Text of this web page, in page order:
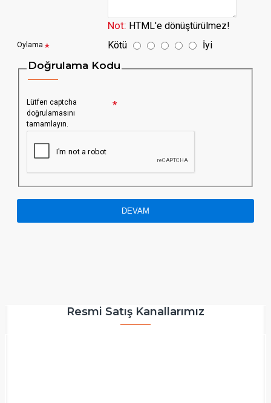
Not: HTML'e dönüştürülmez!
Oylama Kötü İyi
Doğrulama Kodu
Lütfen captcha
doğrulamasını
tamamlayın.
DEVAM
Resmi Satış Kanallarımız